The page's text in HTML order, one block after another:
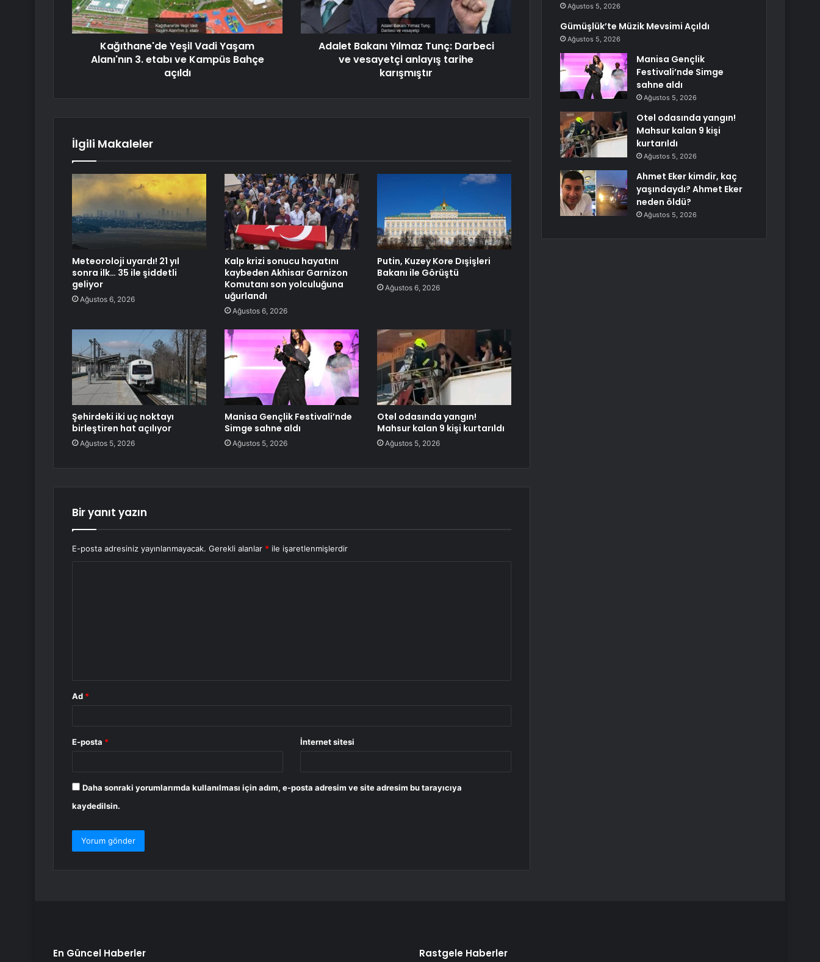
Kağıthane'de Yeşil Vadi Yaşam
Alanı'nın 3. etabı ve Kampüs Bahçe
açıldı
Adalet Bakanı Yılmaz Tunç: Darbeci
ve vesayetçi anlayış tarihe
karışmıştır
İlgili Makaleler
Meteoroloji uyardı! 21 yıl
sonra ilk… 35 ile şiddetli
geliyor
Ağustos 6, 2026
Kalp krizi sonucu hayatını
kaybeden Akhisar Garnizon
Komutanı son yolculuğuna
uğurlandı
Ağustos 6, 2026
Putin, Kuzey Kore Dışişleri
Bakanı ile Görüştü
Ağustos 6, 2026
Şehirdeki iki uç noktayı
birleştiren hat açılıyor
Ağustos 5, 2026
Manisa Gençlik Festivali’nde
Simge sahne aldı
Ağustos 5, 2026
Otel odasında yangın!
Mahsur kalan 9 kişi kurtarıldı
Ağustos 5, 2026
Bir yanıt yazın
E-posta adresiniz yayınlanmayacak. Gerekli alanlar * ile işaretlenmişlerdir
Ad *
E-posta * İnternet sitesi
Daha sonraki yorumlarımda kullanılması için adım, e-posta adresim ve site adresim bu tarayıcıya
kaydedilsin.
Ağustos 5, 2026
Gümüşlük’te Müzik Mevsimi Açıldı
Ağustos 5, 2026
Manisa Gençlik
Festivali’nde Simge
sahne aldı
Ağustos 5, 2026
Otel odasında yangın!
Mahsur kalan 9 kişi
kurtarıldı
Ağustos 5, 2026
Ahmet Eker kimdir, kaç
yaşındaydı? Ahmet Eker
neden öldü?
Ağustos 5, 2026
En Güncel Haberler Rastgele Haberler